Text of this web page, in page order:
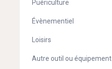
Puériculture
Évènementiel
Loisirs
Autre outil ou équipement